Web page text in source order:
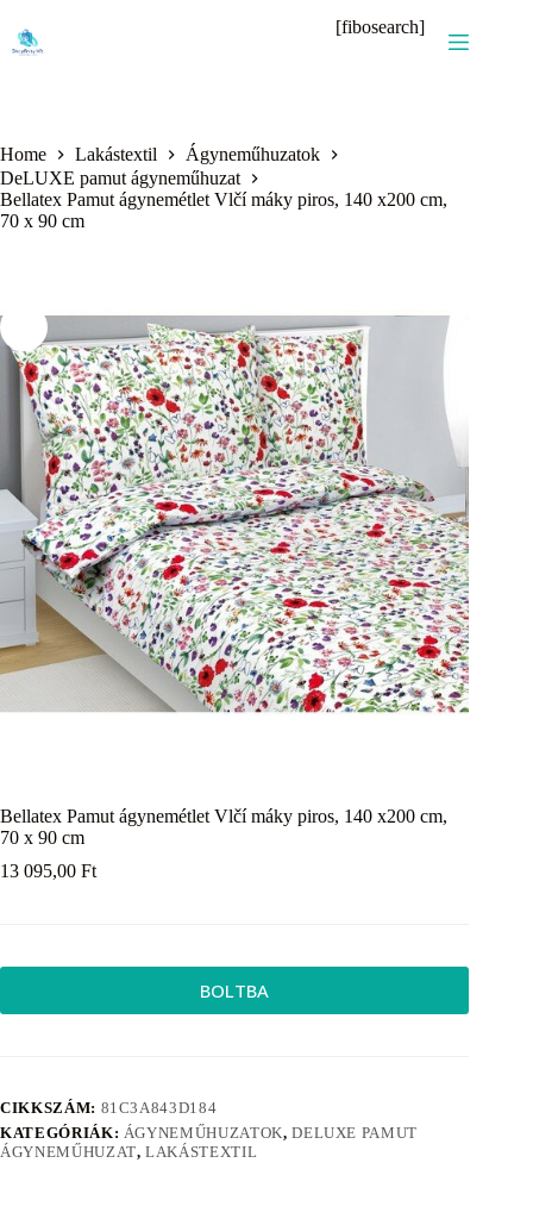
content
[fibosearch]
Home Lakástextil
Ágyneműhuzatok
DeLUXE pamut ágyneműhuzat
Bellatex Pamut ágynemétlet Vlčí máky piros, 140 x200 cm,
70 x 90 cm
Bellatex Pamut ágynemétlet Vlčí máky piros, 140 x200 cm,
70 x 90 cm
13 095,00 Ft
BOLTBA
CIKKSZÁM: 81C3A843D184
KATEGÓRIÁK: ÁGYNEMŰHUZATOK,DELUXE PAMUT
ÁGYNEMŰHUZAT,LAKÁSTEXTIL